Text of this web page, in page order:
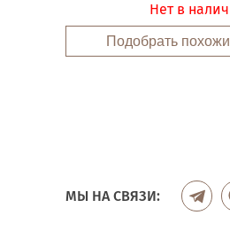
Нет в
Подобрать
МЫ НА СВЯЗИ: